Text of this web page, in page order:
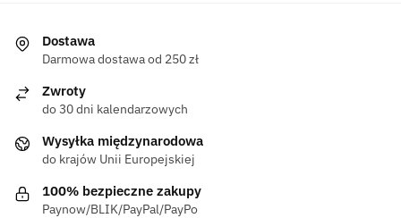
Dostawa
Darmowa dostawa od 250 zł
Zwroty
do 30 dni kalendarzowych
Wysyłka międzynarodowa
do krajów Unii Europejskiej
100% bezpieczne zakupy
Paynow/BLIK/PayPal/PayPo